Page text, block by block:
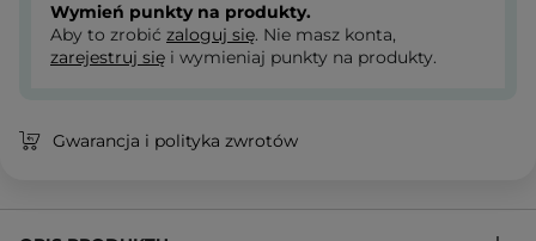
Wymień punkty na produkty.
Aby to zrobić zaloguj się. Nie masz konta,
zarejestruj się i wymieniaj punkty na produkty.
Gwarancja i polityka zwrotów